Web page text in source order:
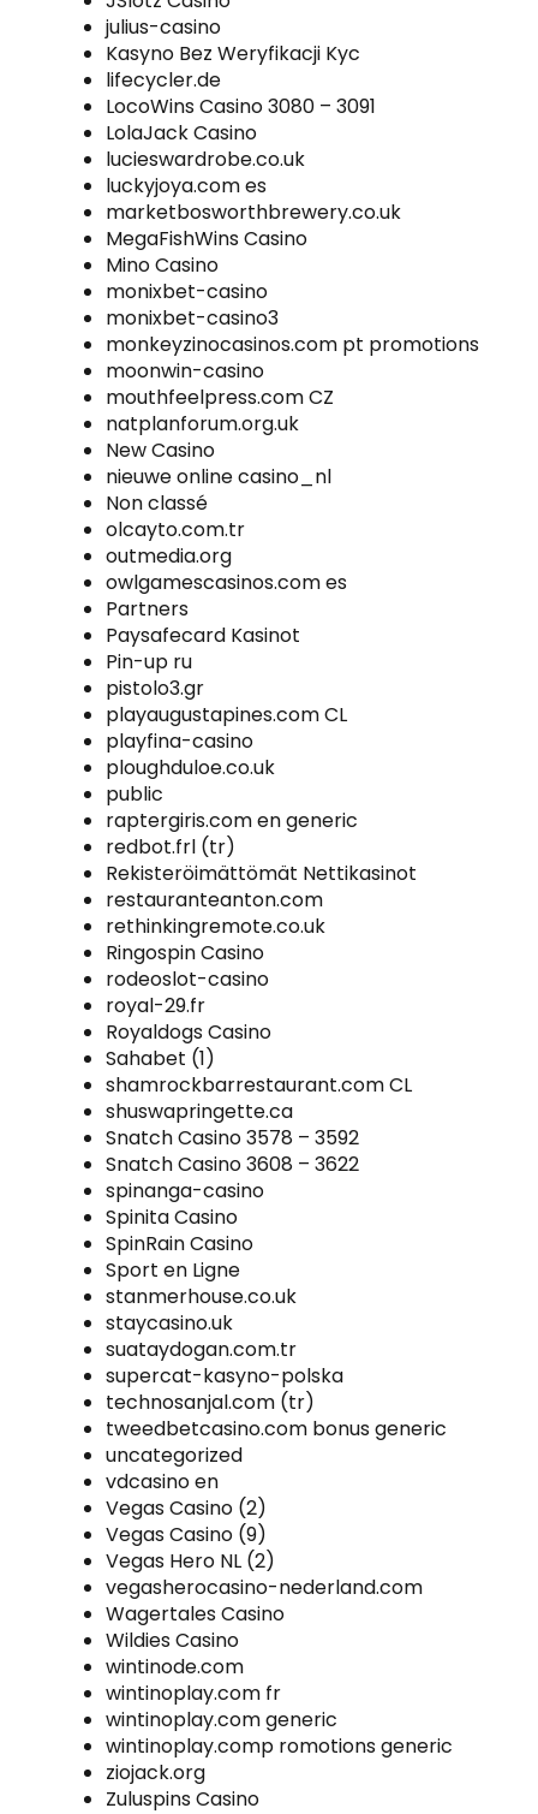
julius-casino
Kasyno Bez Weryfikacji Kyc
lifecycler.de
LocoWins Casino 3080 – 3091
LolaJack Casino
lucieswardrobe.co.uk
luckyjoya.com es
marketbosworthbrewery.co.uk
MegaFishWins Casino
Mino Casino
monixbet-casino
monixbet-casino3
monkeyzinocasinos.com pt promotions
moonwin-casino
mouthfeelpress.com CZ
natplanforum.org.uk
New Casino
nieuwe online casino_nl
Non classé
olcayto.com.tr
outmedia.org
owlgamescasinos.com es
Partners
Paysafecard Kasinot
Pin-up ru
pistolo3.gr
playaugustapines.com CL
playfina-casino
ploughduloe.co.uk
public
raptergiris.com en generic
redbot.frl (tr)
Rekisteröimättömät Nettikasinot
restauranteanton.com
rethinkingremote.co.uk
Ringospin Casino
rodeoslot-casino
royal-29.fr
Royaldogs Casino
Sahabet (1)
shamrockbarrestaurant.com CL
shuswapringette.ca
Snatch Casino 3578 – 3592
Snatch Casino 3608 – 3622
spinanga-casino
Spinita Casino
SpinRain Casino
Sport en Ligne
stanmerhouse.co.uk
staycasino.uk
suataydogan.com.tr
supercat-kasyno-polska
technosanjal.com (tr)
tweedbetcasino.com bonus generic
uncategorized
vdcasino en
Vegas Casino (2)
Vegas Casino (9)
Vegas Hero NL (2)
vegasherocasino-nederland.com
Wagertales Casino
Wildies Casino
wintinode.com
wintinoplay.com fr
wintinoplay.com generic
wintinoplay.comp romotions generic
ziojack.org
Zuluspins Casino